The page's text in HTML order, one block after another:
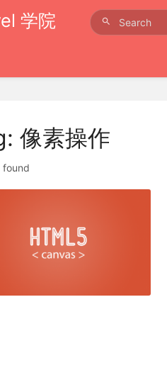
学院
像素操作
found